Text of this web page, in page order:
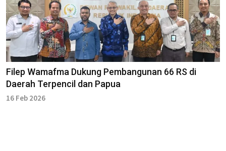
Filep Wamafma Dukung Pembangunan 66 RS di
Daerah Terpencil dan Papua
16 Feb 2026